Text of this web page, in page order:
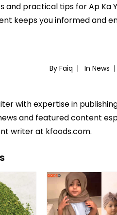
and practical tips for Ap Ka
keeps you informed and
By Faiq | In News |
with expertise in
and featured content
writer at kfoods.com.